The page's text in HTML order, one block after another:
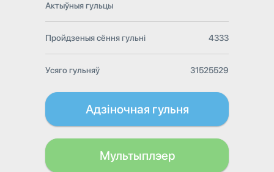
Актыўныя гульцы
Пройдзеныя сёння гульні 4333
Усяго гульняў 31525529
Адзіночная гульня
Мультыплэер